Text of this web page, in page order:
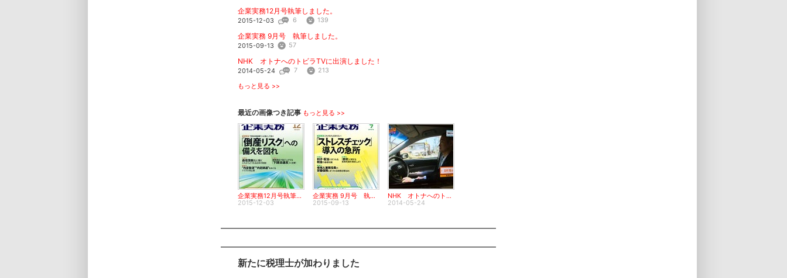
企業実務12月号執筆しました。
2015-12-03 6 139
企業実務 9月号 執筆しました。
2015-09-13 57
NHK オトナへのトビラTVに出演しました！
2014-05-24 7 213
もっと見る >>
最近の画像つき記事 もっと見る >>
企業実務12月号執筆しました。
2015-12-03
企業実務 9月号 執筆しました。
2015-09-13
NHK オトナへのトビラTVに出演しました！
2014-05-24
新たに税理士が加わりました